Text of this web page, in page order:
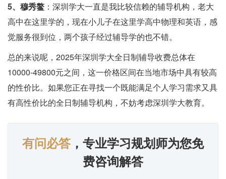
5、穆秀鳌 ：深圳学大一直是我比较信赖的辅导机构，老大
高中在这里学的，现在小儿子在这里学高中物理和英语，感
觉服务很到位，两个孩子经过辅导学的也不错。
总的来说呢，2025年深圳学大全日制辅导收费总体在
10000-49800元之间，这一价格区间在当地市场中具有较高
的性价比。如果您正在寻找一个既能满足个人学习需求又具
有高性价比的全日制辅导机构，不妨考虑深圳学大教育。
有问必答，专业学习规划师为您免
费咨询解答